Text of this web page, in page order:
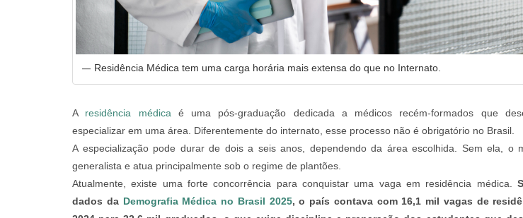
Residência Médica tem uma carga horária mais extensa do que no Internato.
A residência médica é uma pós-graduação dedicada a médicos recém-formados que
especializar em uma área. Diferentemente do internato, esse processo não é obrigatório no Brasil.
A especialização pode durar de dois a seis anos, dependendo da área escolhida. Sem ela, o
generalista e atua principalmente sob o regime de plantões.
Atualmente, existe uma forte concorrência para conquistar uma vaga em residência médica.
dados da Demografia Médica no Brasil 2025, o país contava com 16,1 mil vagas de